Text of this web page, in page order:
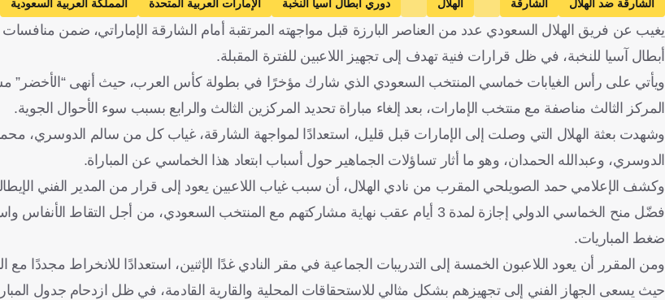
الشارقة ضد الهلال الشارقة الهلال دوري أبطال آسيا النخبة الإمارات العربية المتحدة المملكة العربية السعودية
يغيب عن فريق الهلال السعودي عدد من العناصر البارزة قبل مواجهته المرتقبة أمام الشارقة الإماراتي، ضمن
أبطال آسيا للنخبة، في ظل قرارات فنية تهدف إلى تجهيز اللاعبين للفترة المقبلة.
ويأتي على رأس الغيابات خماسي المنتخب السعودي الذي شارك مؤخرًا في بطولة كأس العرب، حيث أنهى “الأخضر”
المركز الثالث مناصفة مع منتخب الإمارات، بعد إلغاء مباراة تحديد المركزين الثالث والرابع بسبب سوء الأحوال الجوية.
وشهدت بعثة الهلال التي وصلت إلى الإمارات قبل قليل، استعدادًا لمواجهة الشارقة، غياب كل من سالم الدوسري،
الدوسري، وعبدالله الحمدان، وهو ما أثار تساؤلات الجماهير حول أسباب ابتعاد هذا الخماسي عن المباراة.
وكشف الإعلامي حمد الصويلحي المقرب من نادي الهلال، أن سبب غياب اللاعبين يعود إلى قرار من المدير الفني
فضّل منح الخماسي الدولي إجازة لمدة 3 أيام عقب نهاية مشاركتهم مع المنتخب السعودي، من أجل التقاط
ضغط المباريات.
ومن المقرر أن يعود اللاعبون الخمسة إلى التدريبات الجماعية في مقر النادي غدًا الإثنين، استعدادًا للانخراط مجددًا مع
حيث يسعى الجهاز الفني إلى تجهيزهم بشكل مثالي للاستحقاقات المحلية والقارية القادمة، في ظل ازدحام جدول